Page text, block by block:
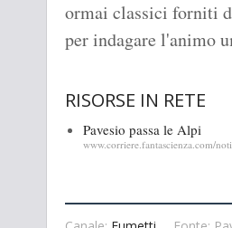
ormai classici forniti
per indagare l'animo
RISORSE IN RETE
Pavesio passa le Alpi
www.corriere.fantascienza.com/